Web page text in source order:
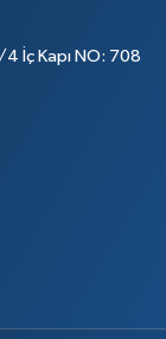
4 İç Kapı NO: 708